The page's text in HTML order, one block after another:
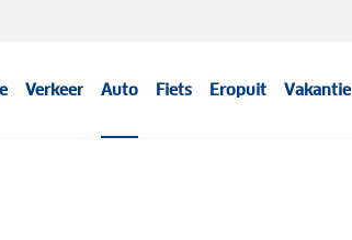
Verkeer Auto Fiets Eropuit Vakantie